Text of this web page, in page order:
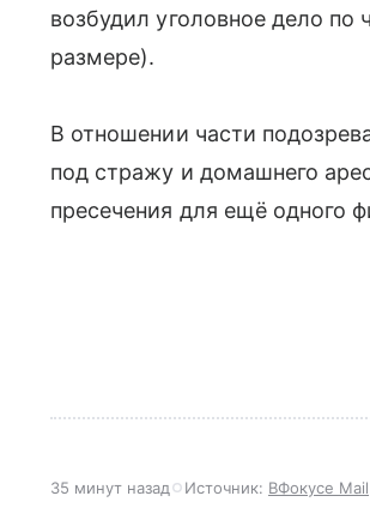
возбудил уголовное дело по
размере).
В отношении части
под стражу и домашнего
пресечения для ещё одного
35 минут назад Источник: ВФокусе Mail